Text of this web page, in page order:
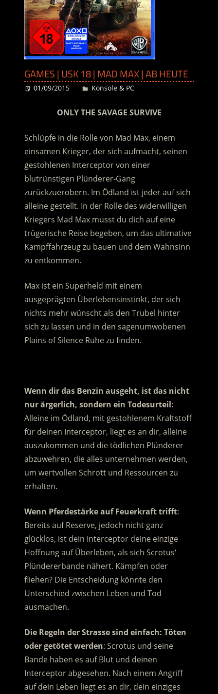
GAMES | USK 18 | MAD MAX | AB HEUTE
01/09/2015 Desiree
Konsole & PC
ONLY THE SAVAGE SURVIVE
Schlüpfe in die Rolle von Mad Max, einem
einsamen Krieger, der sich aufmacht, seinen
gestohlenen Interceptor von einer
blutrünstigen Plünderer-Gang
zurückzuerobern. Im Ödland ist jeder auf sich
alleine gestellt. In der Rolle des widerwilligen
Kriegers Mad Max musst du dich auf eine
trügerische Reise begeben, um das ultimative
Kampffahrzeug zu bauen und dem Wahnsinn
zu entkommen.
Max ist ein Superheld mit einem
ausgeprägten Überlebensinstinkt, der sich
nichts mehr wünscht als den Trubel hinter
sich zu lassen und in den sagenumwobenen
Plains of Silence Ruhe zu finden.
Wenn dir das Benzin ausgeht, ist das nicht
nur ärgerlich, sondern ein Todesurteil:
Alleine im Ödland, mit gestohlenem Kraftstoff
für deinen Interceptor, liegt es an dir, alleine
auszukommen und die tödlichen Plünderer
abzuwehren, die alles unternehmen werden,
um wertvollen Schrott und Ressourcen zu
erhalten.
Wenn Pferdestärke auf Feuerkraft trifft:
Bereits auf Reserve, jedoch nicht ganz
glücklos, ist dein Interceptor deine einzige
Hoffnung auf Überleben, als sich Scrotus‘
Plündererbande nähert. Kämpfen oder
fliehen? Die Entscheidung könnte den
Unterschied zwischen Leben und Tod
ausmachen.
Die Regeln der Strasse sind einfach: Töten
oder getötet werden: Scrotus und seine
Bande haben es auf Blut und deinen
Interceptor abgesehen. Nach einem Angriff
auf dein Leben liegt es an dir, dein einziges